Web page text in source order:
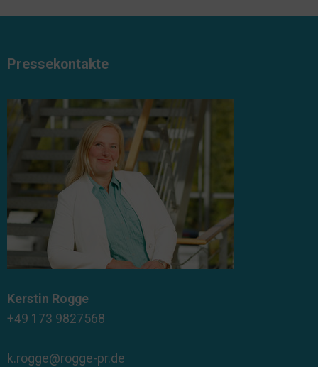
Pressekontakte
Kerstin Rogge
+49 173 9827568
k.rogge@rogge-pr.de